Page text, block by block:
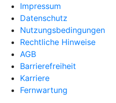
Impressum
Datenschutz
Nutzungsbedingungen
Rechtliche Hinweise
AGB
Barrierefreiheit
Karriere
Fernwartung